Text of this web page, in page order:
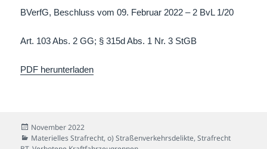
BVerfG, Beschluss vom 09. Februar 2022– 2 BvL 1/20
Art. 103 Abs. 2 GG; § 315d Abs. 1 Nr. 3 StGB
PDF herunterladen
Veröffentlicht
am
November 2022
Kategorien
Materielles Strafrecht,o) Straßenverkehrsdelikte,Strafrecht